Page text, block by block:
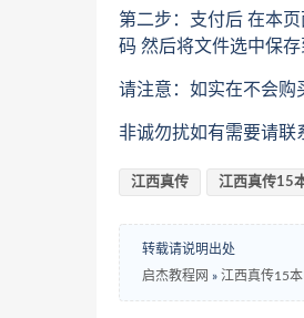
第二步：支付后 在本
码 然后将文件选中保
请注意：如实在不会购
非诚勿扰如有需要请联
江西真传 江西真传15
转载请说明出处
启杰教程网 » 江西真传15